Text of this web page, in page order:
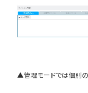
▲管理モードでは個別の